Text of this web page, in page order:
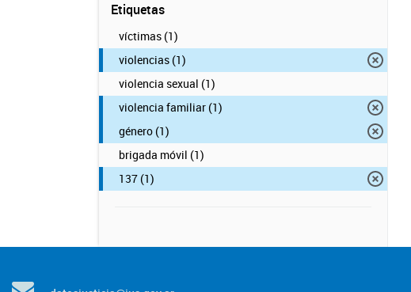
Etiquetas
víctimas (1)
violencias (1)
violencia sexual (1)
violencia familiar (1)
género (1)
brigada móvil (1)
137 (1)